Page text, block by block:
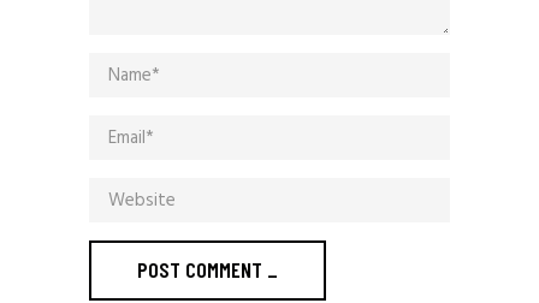
POST COMMENT _